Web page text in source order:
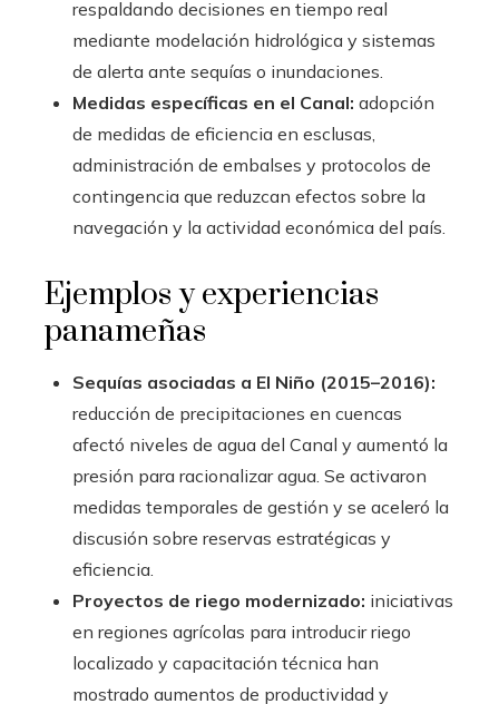
respaldando decisiones en tiempo real
mediante modelación hidrológica y sistemas
de alerta ante sequías o inundaciones.
Medidas específicas en el Canal: adopción
de medidas de eficiencia en esclusas,
administración de embalses y protocolos de
contingencia que reduzcan efectos sobre la
navegación y la actividad económica del país.
Ejemplos y experiencias
panameñas
Sequías asociadas a El Niño (2015–2016):
reducción de precipitaciones en cuencas
afectó niveles de agua del Canal y aumentó la
presión para racionalizar agua. Se activaron
medidas temporales de gestión y se aceleró la
discusión sobre reservas estratégicas y
eficiencia.
Proyectos de riego modernizado: iniciativas
en regiones agrícolas para introducir riego
localizado y capacitación técnica han
mostrado aumentos de productividad y